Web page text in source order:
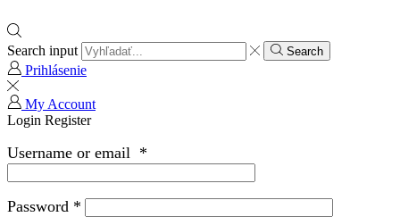
Search input Search
Prihlásenie
My Account
Login Register
Username or email *
Password *